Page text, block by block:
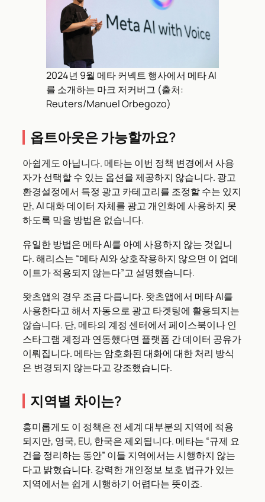
2024년 9월 메타 커넥트 행사에서 메타 AI
를 소개하는 마크 저커버그 (출처:
Reuters/Manuel Orbegozo)
옵트아웃은 가능할까요?
아쉽게도 아닙니다. 메타는 이번 정책 변경에서 사용
자가 선택할 수 있는 옵션을 제공하지 않습니다. 광고
환경설정에서 특정 광고 카테고리를 조정할 수는 있지
만, AI 대화 데이터 자체를 광고 개인화에 사용하지 못
하도록 막을 방법은 없습니다.
유일한 방법은 메타 AI를 아예 사용하지 않는 것입니
다. 해리스는 “메타 AI와 상호작용하지 않으면 이 업데
이트가 적용되지 않는다”고 설명했습니다.
왓츠앱의 경우 조금 다릅니다. 왓츠앱에서 메타 AI를
사용한다고 해서 자동으로 광고 타겟팅에 활용되지는
않습니다. 단, 메타의 계정 센터에서 페이스북이나 인
스타그램 계정과 연동했다면 플랫폼 간 데이터 공유가
이뤄집니다. 메타는 암호화된 대화에 대한 처리 방식
은 변경되지 않는다고 강조했습니다.
지역별 차이는?
흥미롭게도 이 정책은 전 세계 대부분의 지역에 적용
되지만, 영국, EU, 한국은 제외됩니다. 메타는 “규제 요
건을 정리하는 동안” 이들 지역에서는 시행하지 않는
다고 밝혔습니다. 강력한 개인정보 보호 법규가 있는
지역에서는 쉽게 시행하기 어렵다는 뜻이죠.